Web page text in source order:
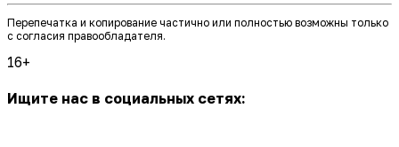
Перепечатка и копирование частично или полностью возможны только
с согласия правообладателя.
16+
Ищите нас в социальных сетях: